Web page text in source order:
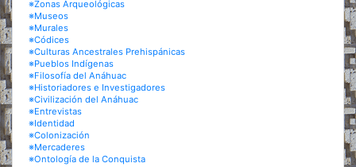
※Zonas Arqueológicas
※Museos
※Murales
※Códices
※Culturas Ancestrales Prehispánicas
※Pueblos Indígenas
※Filosofía del Anáhuac
※Historiadores e Investigadores
※Civilización del Anáhuac
※Entrevistas
※Identidad
※Colonización
※Mercaderes
※Ontología de la Conquista